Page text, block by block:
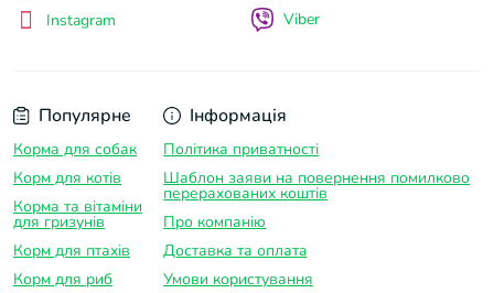
Популярне
Корма для собак
Корм для котів
Корма та вітаміни
для гризунів
Корм для птахів
Корм для риб
Інформація
Політика приватності
Шаблон заяви на повернення помилково
перерахованих коштів
Про компанію
Доставка та оплатa
Умови користування
Instagram
Viber